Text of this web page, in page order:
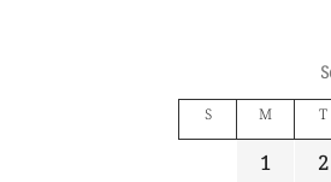
S M T
1 2